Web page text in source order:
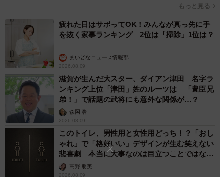
損害賠償請求をするためには、相手の住所・氏名を特定す
る必要があります。しかし、ネットアカウントの多くは匿
名で、見ただけではどこの誰なのかがわからないことがほ
とんどです。そこで、「中の人」を特定するための手続と
して、発信者情報開示請求という手続があります。この発
信者情報開示請求で無断転載者の正体を明らかにした上
で、損害賠償請求を行っていくことになります。
また、著作権侵害には刑事罰（１０年以下の懲役又は１０
００万円以下の罰金又はこれを併科されます。著作権法１
１９条）も定められています。無断転載が繰り返されるな
ど悪質な場合は刑事告訴することも視野に入ってきます。
もっと見る
疲れた日はサボってOK！みんなが真っ先に手
を抜く家事ランキング 2位は「掃除」1位は？
まいどなニュース情報部
2026.08.09
滋賀が生んだ大スター、ダイアン津田 名字ラ
ンキング上位「津田」姓のルーツは 「豊臣兄
弟！」で話題の武将にも意外な関係が…？
森岡 浩
2026.08.09
このトイレ、男性用と女性用どっち！？「おし
ゃれ」で「格好いい」デザインが生む笑えない
悲喜劇 本当に大事なのは目立つことではな
く…高野 朋美
2026.08.09